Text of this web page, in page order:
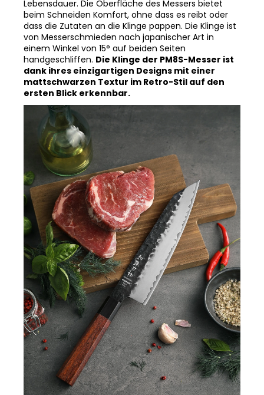
Rockwell. Hochwertiger Stahl in einer Kombination
von traditioneller Herstellung garantiert eine lange
Lebensdauer. Die Oberfläche des Messers bietet
beim Schneiden Komfort, ohne dass es reibt oder
dass die Zutaten an die Klinge pappen. Die Klinge ist
von Messerschmieden nach japanischer Art in
einem Winkel von 15° auf beiden Seiten
handgeschliffen. Die Klinge der PM8S-Messer ist
dank ihres einzigartigen Designs mit einer
mattschwarzen Textur im Retro-Stil auf den
ersten Blick erkennbar.